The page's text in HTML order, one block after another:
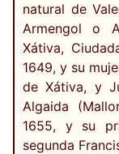
natural de
Armengol o
Xátiva,
1649, y su
de Xátiva, y
Algaida
1655, y su
segunda